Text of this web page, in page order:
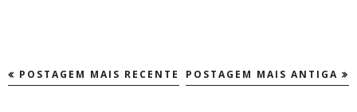
POSTAGEM MAIS RECENTE POSTAGEM MAIS ANTIGA